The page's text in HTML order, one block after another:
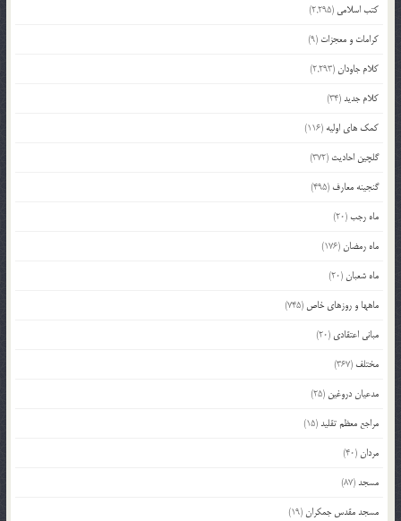
کتب اسلامی (2,295)
کرامات و معجزات (9)
کلام جاودان(2,293)
کلام جدید(34)
کمک های اولیه (116)
گلچین احادیث (372)
گنجینه معارف (495)
ماه رجب(20)
ماه رمضان(176)
ماه شعبان(20)
ماهها و روزهای خاص (745)
مبانی اعتقادی (20)
مختلف (367)
مدعیان دروغین (25)
مراجع معظم تقلید(15)
مردان(40)
مسجد(87)
مسجد مقدس جمکران(19)